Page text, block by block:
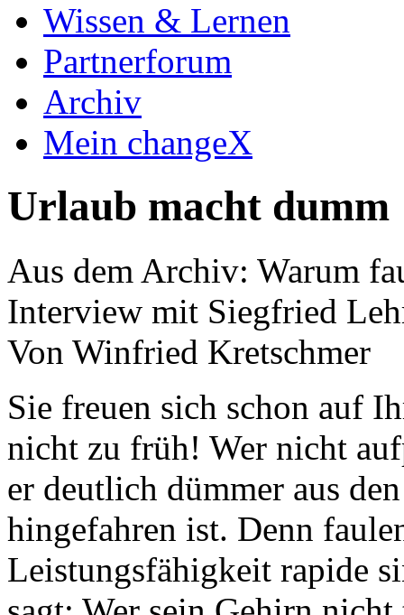
Wissen & Lernen
Partnerforum
Archiv
Mein changeX
Urlaub macht dumm
Aus dem Archiv: Warum
Interview mit Siegfried
Von Winfried Kretschmer
Sie freuen sich schon auf
nicht zu früh! Wer nicht
er deutlich dümmer aus
hingefahren ist. Denn
Leistungsfähigkeit rapide